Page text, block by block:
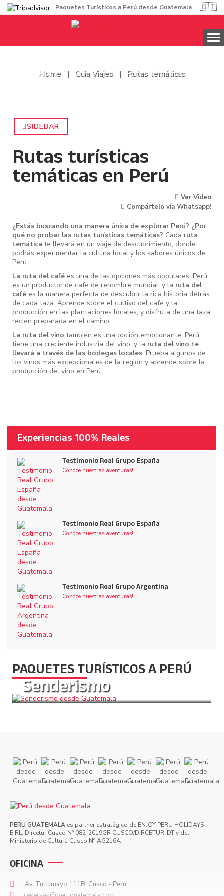
Paquetes Turísticos a Perú desde Guatemala 🇬🇹
Home Guia Viajes Rutas temáticas
SIDEBAR
Rutas turísticas
temáticas en Perú
Ver Video
Compártelo vía Whatsapp!
¿Estás buscando una manera única de explorar Perú? ¿Por
qué no probar las rutas turísticas temáticas? Cada ruta
temática te llevará en un viaje de descubrimiento, donde
podrás experimentar la cultura local y los sabores únicos de
Perú.
La ruta del café es una de las opciones más populares. Perú
es un productor de café de renombre mundial, y la ruta del
café es la manera perfecta de descubrir la rica historia detrás
de cada taza. Aprende sobre el cultivo del café y la
producción en las plantaciones locales, y disfruta de una taza
recién preparada en el camino.
La ruta del vino también es una opción emocionante. Perú
tiene una creciente industria del vino, y la ruta del vino te
llevará a través de las bodegas locales. Prueba algunos de
los vinos más excepcionales de la región y aprende sobre la
producción del vino en Perú.
Experiencias 100% Reales
Testimonio Real Grupo España
Conoce nuestras aventuras!
Testimonio Real Grupo España
Conoce nuestras aventuras!
Testimonio Real Grupo Argentina
Conoce nuestras aventuras!
PAQUETES TURÍSTICOS A PERÚ
Senderismo
PERU GUATEMALA es partner estratégico de ENJOY PERU HOLIDAYS
EIRL, Dircetur Cusco N° 082-2019GR CUSCO/DIRCETUR-DT y del
Ministerio de Cultura Cusco N° AG2164.
OFICINA
Av. Tullumayo 111B, Cusco - Perú